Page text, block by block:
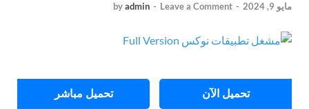
مايو 9, 2024 -
byadmin - Leave a Comment
تحميل الآن تحميل مباشر